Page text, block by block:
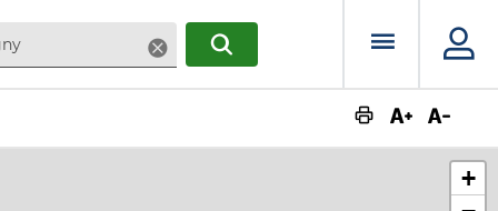
SupprimerRECHERCHERMenu
+